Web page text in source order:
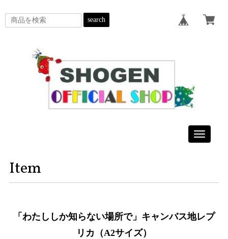
search
Toggle
Item
「わたししか知らない場所で」キャンバス地レプ
リカ（A2サイズ）